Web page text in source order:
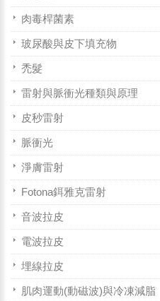
肉毒桿菌素
玻尿酸與皮下填充物
禿髮
雷射與脈衝光種類與原理
皮秒雷射
脈衝光
淨膚雷射
Fotona鉺雅克雷射
音波拉皮
電波拉皮
埋線拉皮
肌肉運動(動磁波)與冷凍減脂